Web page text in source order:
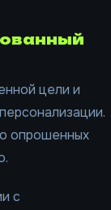
цели и
опрошенных
с